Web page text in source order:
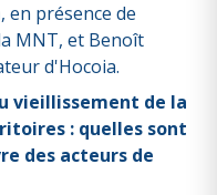
, en présence de
MNT, et Benoît
d'Hocoia.
vieillissement de la
: quelles sont
des acteurs de